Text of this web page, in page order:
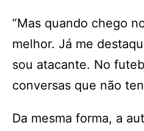
“Mas quando chego
melhor. Já me
sou atacante. No
conversas que não
Da mesma forma, a